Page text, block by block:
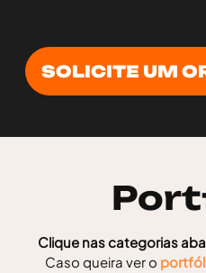
SOLICITE UM
Clique nas categorias
Caso queira ver o